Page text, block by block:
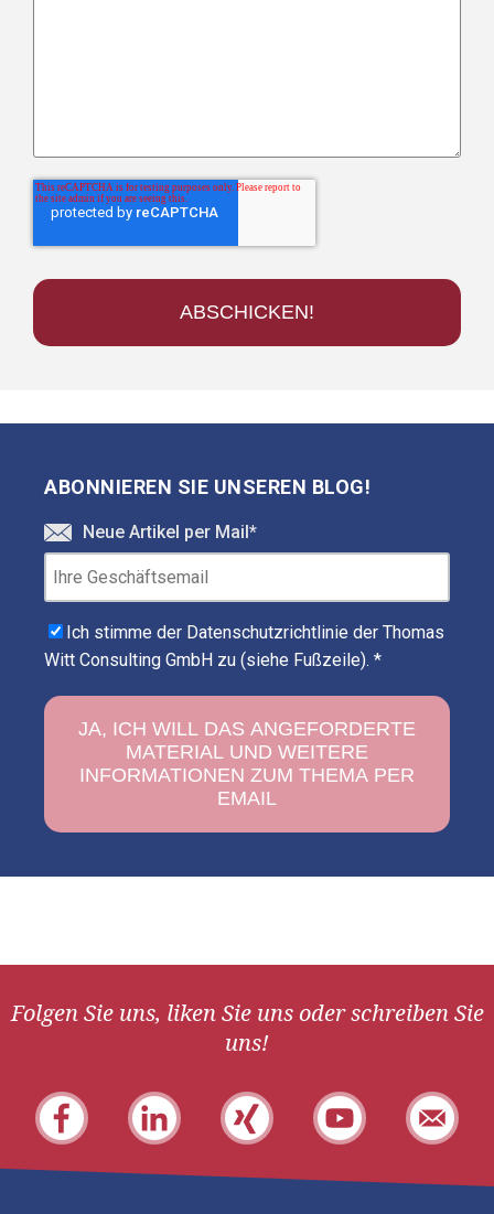
ABONNIEREN SIE UNSEREN BLOG!
Neue Artikel per Mail*
Ich stimme der Datenschutzrichtlinie der Thomas
Witt Consulting GmbH zu (siehe Fußzeile). *
Folgen Sie uns, liken Sie uns oder schreiben Sie
uns!